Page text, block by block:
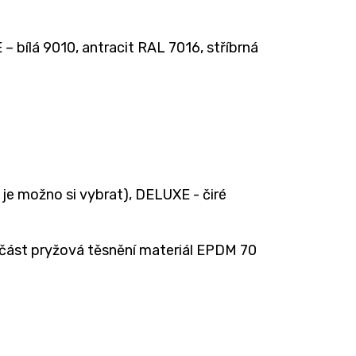
– bílá 9010, antracit RAL 7016, stříbrná
možno si vybrat), DELUXE - čiré
pryžová těsnění materiál EPDM 70